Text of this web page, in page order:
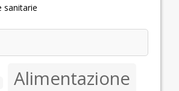
sanitarie
Alimentazione